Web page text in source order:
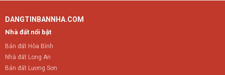
DANGTINBANNHA.COM
Nhà đất nổi bật
Bán đất Hòa Bình
Nhà đất Long An
Bán đất Lương Sơn